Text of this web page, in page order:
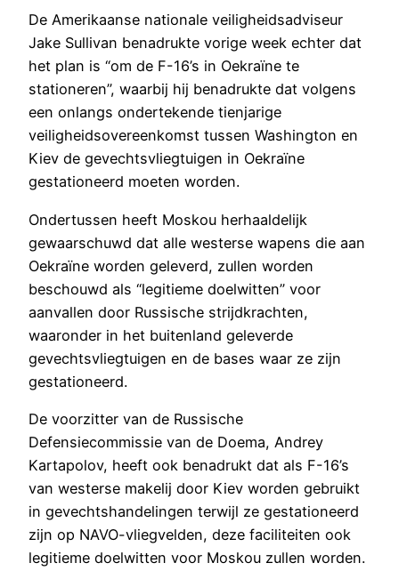
De Amerikaanse nationale veiligheidsadviseur
Jake Sullivan benadrukte vorige week echter dat
het plan is “om de F-16’s in Oekraïne te
stationeren”, waarbij hij benadrukte dat volgens
een onlangs ondertekende tienjarige
veiligheidsovereenkomst tussen Washington en
Kiev de gevechtsvliegtuigen in Oekraïne
gestationeerd moeten worden.
Ondertussen heeft Moskou herhaaldelijk
gewaarschuwd dat alle westerse wapens die aan
Oekraïne worden geleverd, zullen worden
beschouwd als “legitieme doelwitten” voor
aanvallen door Russische strijdkrachten,
waaronder in het buitenland geleverde
gevechtsvliegtuigen en de bases waar ze zijn
gestationeerd.
De voorzitter van de Russische
Defensiecommissie van de Doema, Andrey
Kartapolov, heeft ook benadrukt dat als F-16’s
van westerse makelij door Kiev worden gebruikt
in gevechtshandelingen terwijl ze gestationeerd
zijn op NAVO-vliegvelden, deze faciliteiten ook
legitieme doelwitten voor Moskou zullen worden.